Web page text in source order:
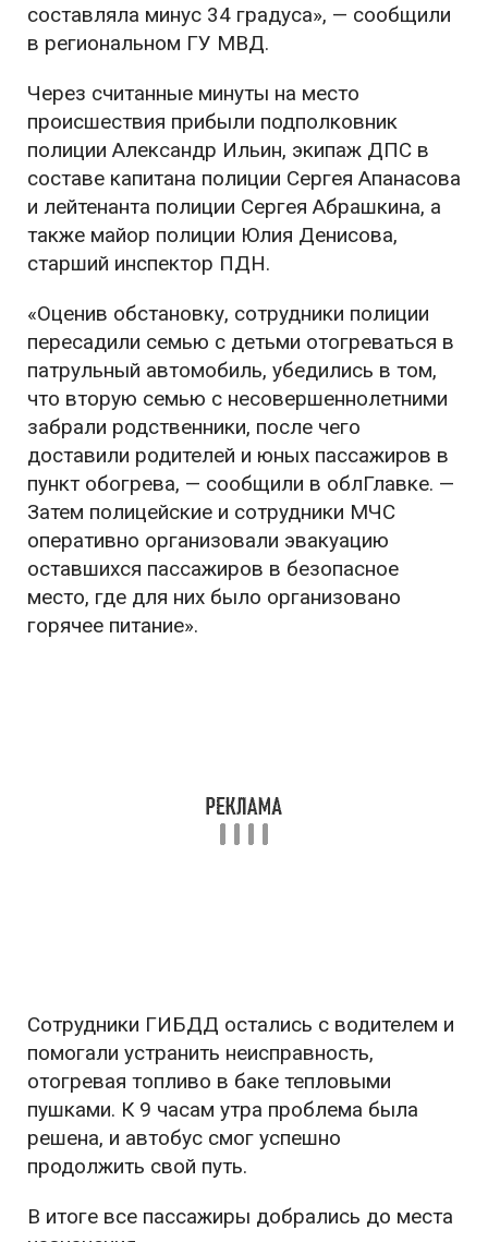
составляла минус 34 градуса», — сообщили
в региональном ГУ МВД.
Через считанные минуты на место
происшествия прибыли подполковник
полиции Александр Ильин, экипаж ДПС в
составе капитана полиции Сергея Апанасова
и лейтенанта полиции Сергея Абрашкина, а
также майор полиции Юлия Денисова,
старший инспектор ПДН.
«Оценив обстановку, сотрудники полиции
пересадили семью с детьми отогреваться в
патрульный автомобиль, убедились в том,
что вторую семью с несовершеннолетними
забрали родственники, после чего
доставили родителей и юных пассажиров в
пункт обогрева, — сообщили в облГлавке. —
Затем полицейские и сотрудники МЧС
оперативно организовали эвакуацию
оставшихся пассажиров в безопасное
место, где для них было организовано
горячее питание».
Сотрудники ГИБДД остались с водителем и
помогали устранить неисправность,
отогревая топливо в баке тепловыми
пушками. К 9 часам утра проблема была
решена, и автобус смог успешно
продолжить свой путь.
В итоге все пассажиры добрались до места